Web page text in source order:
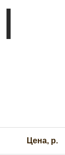
Цена, р.